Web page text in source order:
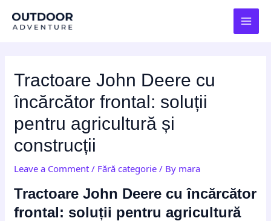
Tractoare John Deere cu
încărcător frontal: soluții
pentru agricultură și
construcții
Leave a Comment / Fără categorie / By mara
Tractoare John Deere cu încărcător
frontal: soluții pentru agricultură
navigation